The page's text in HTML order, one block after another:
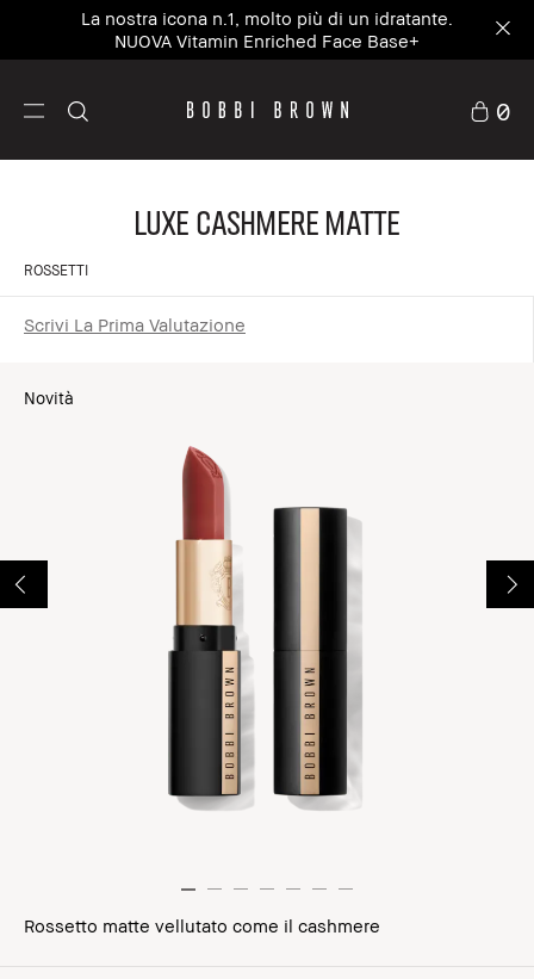
La nostra icona n.1, molto più di un idratante.
NUOVA Vitamin Enriched Face Base+
0
Luxe Cashmere Matte
ROSSETTI
Scrivi La Prima Valutazione
Novità
Rossetto matte vellutato come il cashmere